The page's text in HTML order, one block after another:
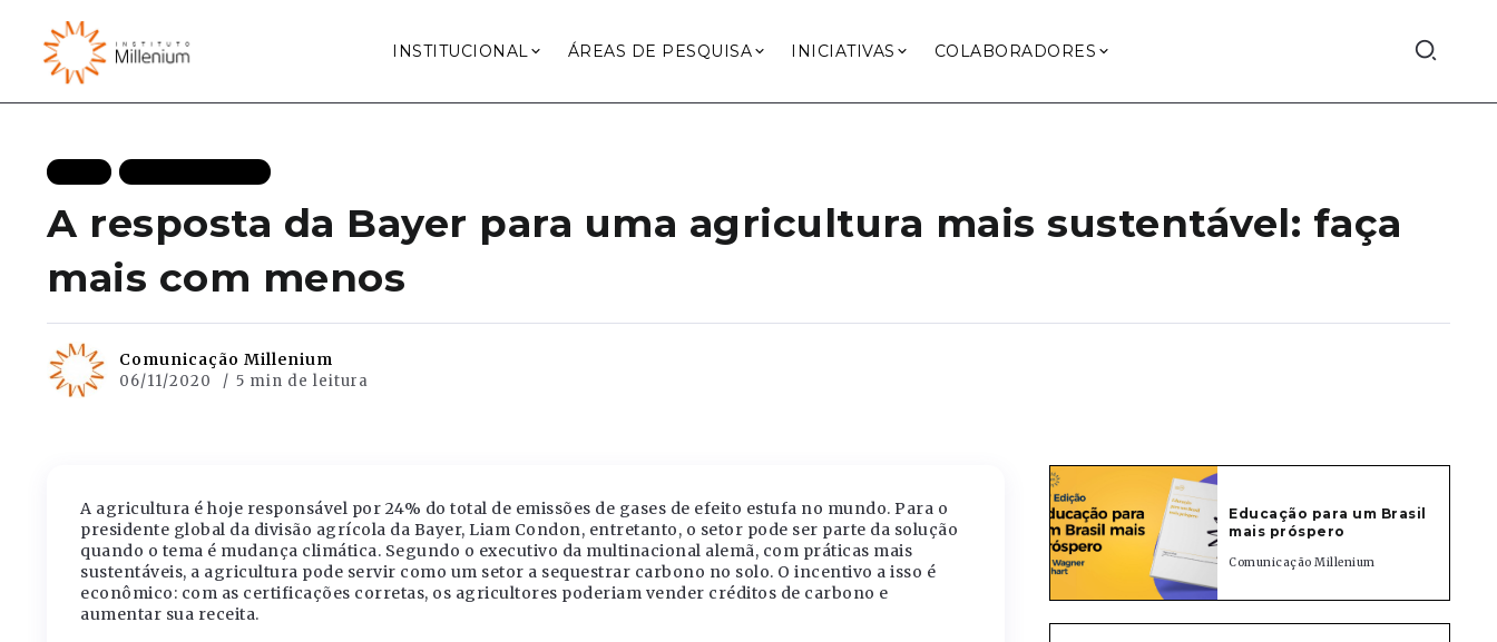
INSTITUCIONAL ÁREAS DE PESQUISA INICIATIVAS COLABORADORES
A resposta da Bayer para uma agricultura mais sustentável: faça
mais com menos
Comunicação Millenium
06/11/2020 5 min de leitura
A agricultura é hoje responsável por 24% do total de emissões de gases de efeito estufa no mundo. Para o
presidente global da divisão agrícola da Bayer, Liam Condon, entretanto, o setor pode ser parte da solução
quando o tema é mudança climática. Segundo o executivo da multinacional alemã, com práticas mais
sustentáveis, a agricultura pode servir como um setor a sequestrar carbono no solo. O incentivo a isso é
econômico: com as certificações corretas, os agricultores poderiam vender créditos de carbono e
aumentar sua receita.
Educação para um Brasil
mais próspero
Comunicação Millenium